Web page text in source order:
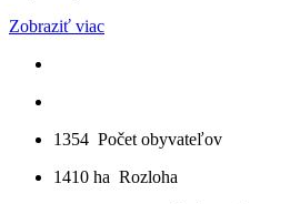
Zobraziť viac
1354 Počet obyvateľov
1410 ha Rozloha